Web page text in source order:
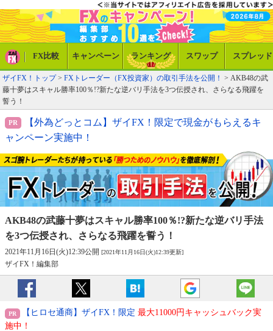
FX比較 キャンペーン ランキング スワップ スプレッド
ザイFX！トップ> FXトレーダー（FX投資家）の取引手法を公開！ > AKB48の武
藤十夢はスキャル勝率100％!?新たな逆バリ手法を3つ伝授され、さらなる飛躍を
誓う！
【外為どっとコム】ザイFX！限定で現金がもらえるキ
ャンペーン実施中！
AKB48の武藤十夢はスキャル勝率100％!?新たな逆バリ手法
を3つ伝授され、
さらなる飛躍を誓う！
2021年11月16日(火)12:39公開 [2021年11月16日(火)12:39更新]
ザイFX！編集部
【ヒロセ通商】ザイFX！限定 最大11000円キャッシュバック実
施中！